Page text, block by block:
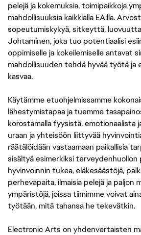
pelejä ja kokemuksia, toimipaikkoja
mahdollisuuksia kaikkialla EA:lla.
sopeutumiskykyä, sitkeyttä,
Johtaminen, joka tuo potentiaalisi
oppimiselle ja kokeilemiselle antavat
mahdollisuuden tehdä hyvää työtä ja
kasvaa.
Käytämme etuohjelmissamme
lähestymistapaa ja tuemme
korostamalla fyysistä, emotionaalista
uraan ja yhteisöön liittyvää
räätälöidään vastaamaan paikallisia
sisältyä esimerkiksi terveydenhuollon
hyvinvoinnin tukea, eläkesäästöjä,
perhevapaita, ilmaisia pelejä ja paljon
ympäristöjä, joissa tiimimme voivat
työtään, mitä tahansa he tekevätkin.
Electronic Arts on yhdenvertaisten